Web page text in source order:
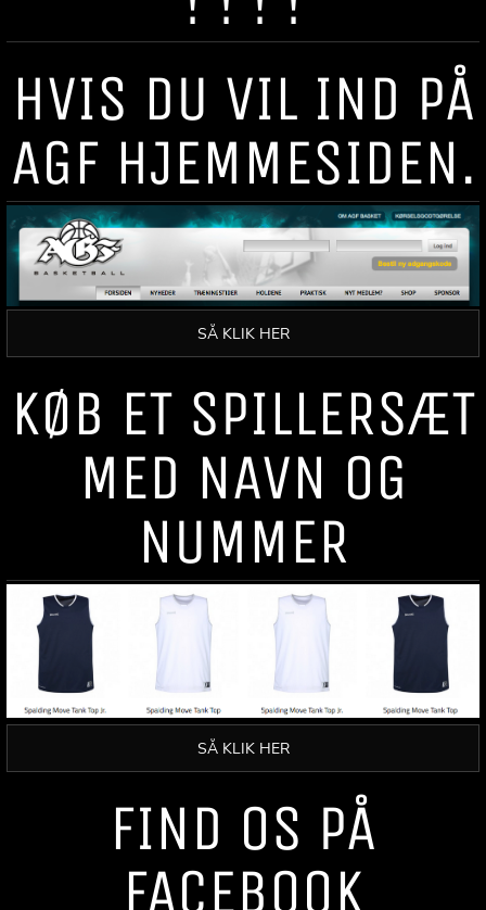
HVIS DU VIL IND PÅ
AGF HJEMMESIDEN.
SÅ KLIK HER
KØB ET SPILLERSÆT
MED NAVN OG
NUMMER
SÅ KLIK HER
FIND OS PÅ
FACEBOOK